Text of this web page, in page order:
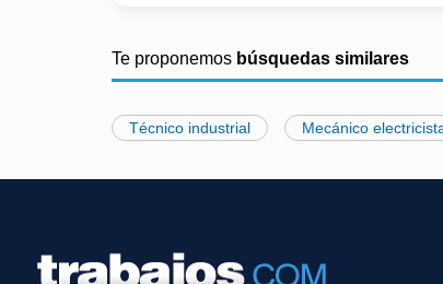
Te proponemos búsquedas similares
Técnico industrial Mecánico